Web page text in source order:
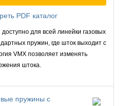
PDF каталог
для всей линейки газовых
пружин, где шток выходит с
VMX позволяет изменять
штока.